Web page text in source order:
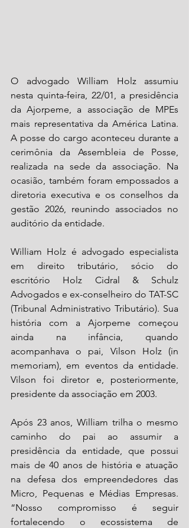
O advogado William Holz assumiu
nesta quinta-feira, 22/01, a presidência
da Ajorpeme, a associação de MPEs
mais representativa da América Latina.
A posse do cargo aconteceu durante a
cerimônia da Assembleia de Posse,
realizada na sede da associação. Na
ocasião, também foram empossados a
diretoria executiva e os conselhos da
gestão 2026, reunindo associados no
auditório da entidade.
William Holz é advogado especialista
em direito tributário, sócio do
escritório Holz Cidral & Schulz
Advogados e ex-conselheiro do TAT-SC
(Tribunal Administrativo Tributário). Sua
história com a Ajorpeme começou
ainda na infância, quando
acompanhava o pai, Vilson Holz (in
memoriam), em eventos da entidade.
Vilson foi diretor e, posteriormente,
presidente da associação em 2003.
Após 23 anos, William trilha o mesmo
caminho do pai ao assumir a
presidência da entidade, que possui
mais de 40 anos de história e atuação
na defesa dos empreendedores das
Micro, Pequenas e Médias Empresas.
“Nosso compromisso é seguir
fortalecendo o ecossistema de